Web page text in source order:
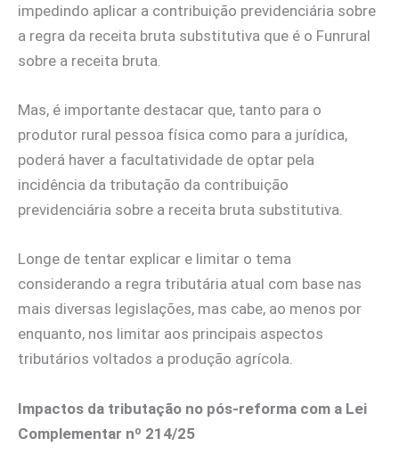
impedindo aplicar a contribuição previdenciária sobre
a regra da receita bruta substitutiva que é o Funrural
sobre a receita bruta.
Mas, é importante destacar que, tanto para o
produtor rural pessoa física como para a jurídica,
poderá haver a facultatividade de optar pela
incidência da tributação da contribuição
previdenciária sobre a receita bruta substitutiva.
Longe de tentar explicar e limitar o tema
considerando a regra tributária atual com base nas
mais diversas legislações, mas cabe, ao menos por
enquanto, nos limitar aos principais aspectos
tributários voltados a produção agrícola.
Impactos da tributação no pós-reforma com a Lei
Complementar nº 214/25